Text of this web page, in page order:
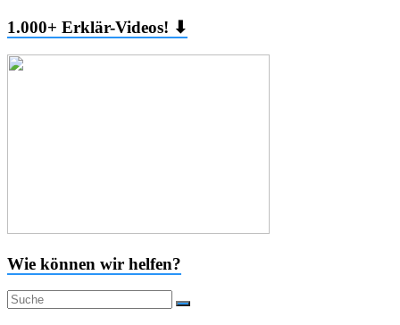
1.000+ Erklär-Videos! ⬇
Wie können wir helfen?